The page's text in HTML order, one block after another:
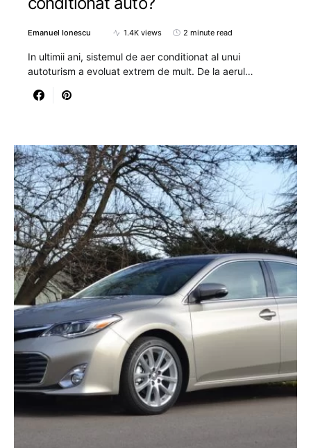
Emanuel Ionescu 1.4K views 2 minute read
In ultimii ani, sistemul de aer conditionat al unui
autoturism a evoluat extrem de mult. De la aerul…